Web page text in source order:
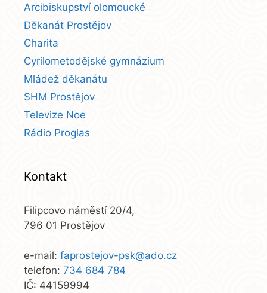
Arcibiskupství olomoucké
Děkanát Prostějov
Charita
Cyrilometodějské gymnázium
Mládež děkanátu
SHM Prostějov
Televize Noe
Rádio Proglas
Kontakt
Filipcovo náměstí 20/4,
796 01 Prostějov
e-mail: faprostejov-psk@ado.cz
telefon: 734 684 784
IČ: 44159994